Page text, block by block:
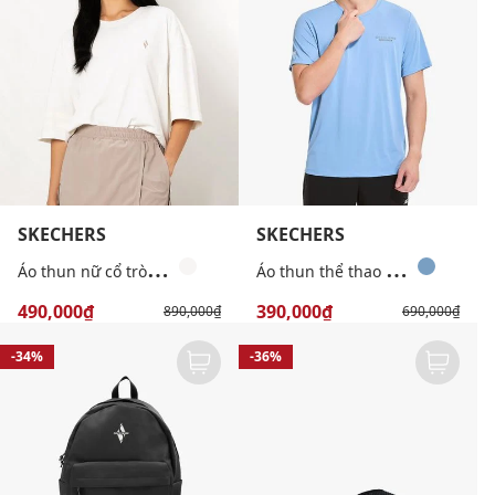
SKECHERS
Á
o thun nữ cổ tròn tay ngắn phối logo
490,000₫ 890,000₫
SKECHERS
Á
o thun thể thao nam cổ tròn tay ngắn Allure
390,000₫ 690,000₫
-34% -36%